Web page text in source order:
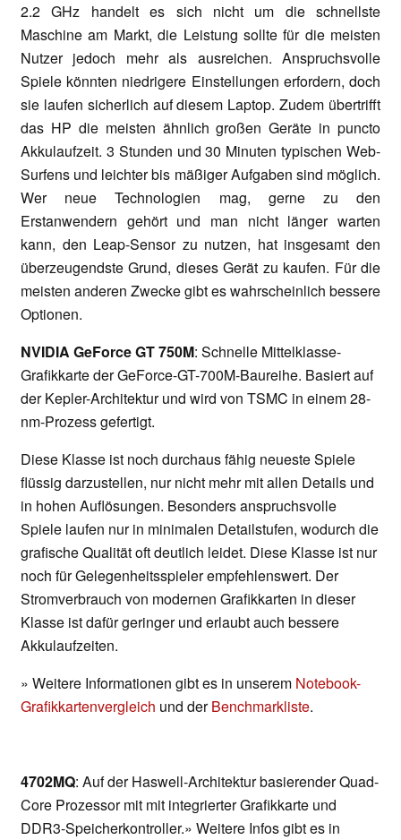
2.2 GHz handelt es sich nicht um die schnellste
Maschine am Markt, die Leistung sollte für die meisten
Nutzer jedoch mehr als ausreichen. Anspruchsvolle
Spiele könnten niedrigere Einstellungen erfordern, doch
sie laufen sicherlich auf diesem Laptop. Zudem übertrifft
das HP die meisten ähnlich großen Geräte in puncto
Akkulaufzeit. 3 Stunden und 30 Minuten typischen Web-
Surfens und leichter bis mäßiger Aufgaben sind möglich.
Wer neue Technologien mag, gerne zu den
Erstanwendern gehört und man nicht länger warten
kann, den Leap-Sensor zu nutzen, hat insgesamt den
überzeugendste Grund, dieses Gerät zu kaufen. Für die
meisten anderen Zwecke gibt es wahrscheinlich bessere
Optionen.
NVIDIA GeForce GT 750M: Schnelle Mittelklasse-
Grafikkarte der GeForce-GT-700M-Baureihe. Basiert auf
der Kepler-Architektur und wird von TSMC in einem 28-
nm-Prozess gefertigt.
Diese Klasse ist noch durchaus fähig neueste Spiele
flüssig darzustellen, nur nicht mehr mit allen Details und
in hohen Auflösungen. Besonders anspruchsvolle
Spiele laufen nur in minimalen Detailstufen, wodurch die
grafische Qualität oft deutlich leidet. Diese Klasse ist nur
noch für Gelegenheitsspieler empfehlenswert. Der
Stromverbrauch von modernen Grafikkarten in dieser
Klasse ist dafür geringer und erlaubt auch bessere
Akkulaufzeiten.
» Weitere Informationen gibt es in unserem Notebook-
Grafikkartenvergleich und derBenchmarkliste.
4702MQ: Auf der Haswell-Architektur basierender Quad-
Core Prozessor mit mit integrierter Grafikkarte und
DDR3-Speicherkontroller.» Weitere Infos gibt es in